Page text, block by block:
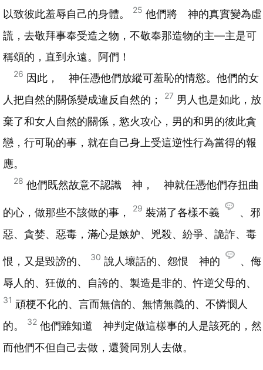
以致彼此羞辱自己的身體。
25 他們將 神的真實變為虛
謊，去敬拜事奉受造之物，不敬奉那造物的主—主是可
稱頌的，直到永遠。阿們！
26 因此， 神任憑他們放縱可羞恥的情慾。他們的女
人把自然的關係變成違反自然的；
27 男人也是如此，放
棄了和女人自然的關係，慾火攻心，男的和男的彼此貪
戀，行可恥的事，就在自己身上受這逆性行為當得的報
應。
28 他們既然故意不認識 神， 神就任憑他們存扭曲
的心，做那些不該做的事， 29 裝滿了各樣不義
、邪
惡、貪婪、惡毒，滿心是嫉妒、兇殺、紛爭、詭詐、毒
恨，又是毀謗的、 30 說人壞話的、怨恨 神的
、侮
辱人的、狂傲的、自誇的、製造是非的、忤逆父母的、
31 頑梗不化的、言而無信的、無情無義的、不憐憫人
的。
32 他們雖知道 神判定做這樣事的人是該死的，然
而他們不但自己去做，還贊同別人去做。